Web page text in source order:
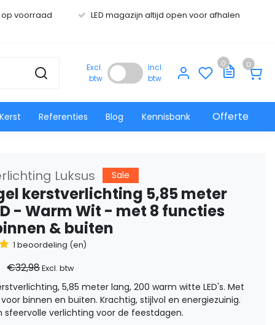
op voorraad LED magazijn altijd open voor afhalen
Excl.
btw
Incl.
btw
0 0
Kerst Referenties Blog Kennisbank Offerte
Luksus Sale
kerstverlichting 5,85 meter
- Warm Wit - met 8 functies
& buiten
1 beoordeling (en)
€32,98Excl. btw
5,85 meter lang, 200 warm witte LED's. Met
binnen en buiten. Krachtig, stijlvol en energiezuinig.
sfeervolle verlichting voor de feestdagen.